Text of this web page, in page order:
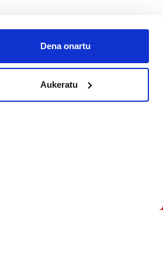
Dena onartu
Aukeratu